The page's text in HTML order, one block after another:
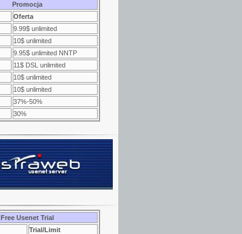
Promocja
Oferta
9.99$ unlimited
10$ unlimited
9.95$ unlimited NNTP
11$ DSL unlimited
10$ unlimited
10$ unlimited
37%-50%
30%
Free Usenet Trial
Trial/Limit